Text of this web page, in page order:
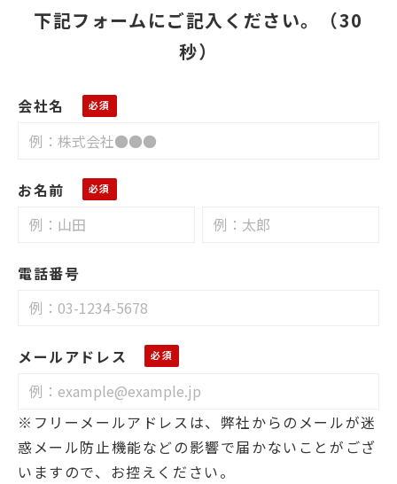
下記フォームにご記入ください。（30
秒）
会社名
お名前
電話番号
メールアドレス
※フリーメールアドレスは、弊社からのメールが迷
惑メール防止機能などの影響で届かないことがござ
いますので、お控えください。